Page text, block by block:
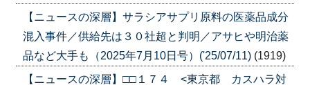
【ニュースの深層】サラシアサプリ原料の医薬品成分
混入事件／供給先は３０社超と判明／アサヒや明治薬
品など大手も（2025年7月10日号）('25/07/11) (1919)
【ニュースの深層】□□１７４ <東京都 カスハラ対